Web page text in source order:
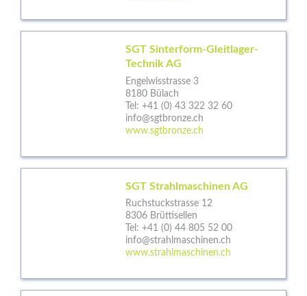
SGT Sinterform-Gleitlager-
Technik AG
Engelwisstrasse 3
8180 Bülach
Tel: +41 (0) 43 322 32 60
info@sgtbronze.ch
www.sgtbronze.ch
SGT Strahlmaschinen AG
Ruchstuckstrasse 12
8306 Brüttisellen
Tel: +41 (0) 44 805 52 00
info@strahlmaschinen.ch
www.strahlmaschinen.ch